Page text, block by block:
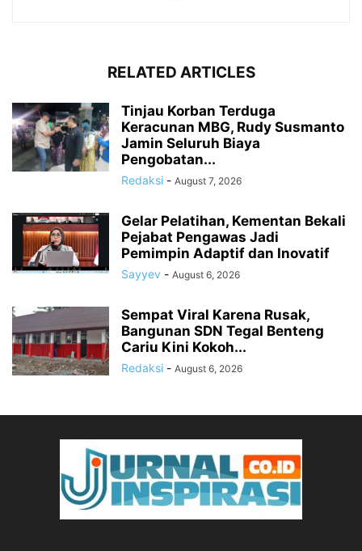
RELATED ARTICLES
Tinjau Korban Terduga
Keracunan MBG, Rudy Susmanto
Jamin Seluruh Biaya
Pengobatan...
Redaksi - August 7, 2026
Gelar Pelatihan, Kementan Bekali
Pejabat Pengawas Jadi
Pemimpin Adaptif dan Inovatif
Sayyev - August 6, 2026
Sempat Viral Karena Rusak,
Bangunan SDN Tegal Benteng
Cariu Kini Kokoh...
Redaksi - August 6, 2026